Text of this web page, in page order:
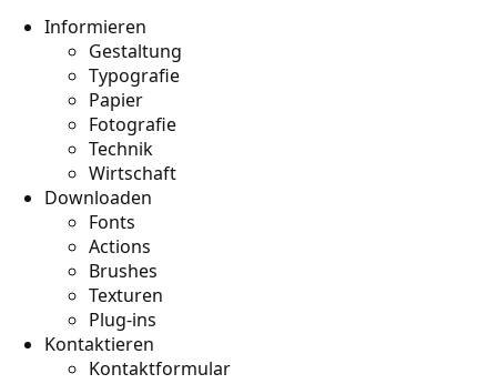
Informieren
Gestaltung
Typografie
Papier
Fotografie
Technik
Wirtschaft
Downloaden
Fonts
Actions
Brushes
Texturen
Plug-ins
Kontaktieren
Kontaktformular